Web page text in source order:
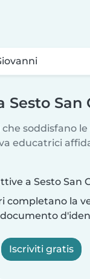
Sesto San
soddisfano le
educatrici
a Sesto San
completano la
Iscriviti gratis